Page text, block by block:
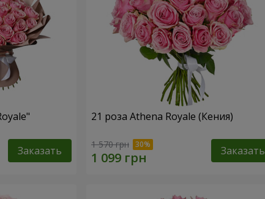
Заказать
21 роза Athena Royale (Кения)
1 570 грн Заказать